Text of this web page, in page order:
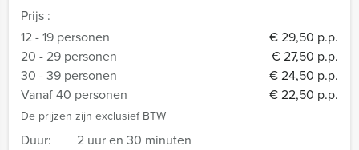
Prijs :
12 - 19 personen
€ 29,50 p.p.
20 - 29 personen
€ 27,50 p.p.
30 - 39 personen
€ 24,50 p.p.
Vanaf 40 personen
€ 22,50 p.p.
De prijzen zijn exclusief BTW
Duur:
2 uur en 30 minuten